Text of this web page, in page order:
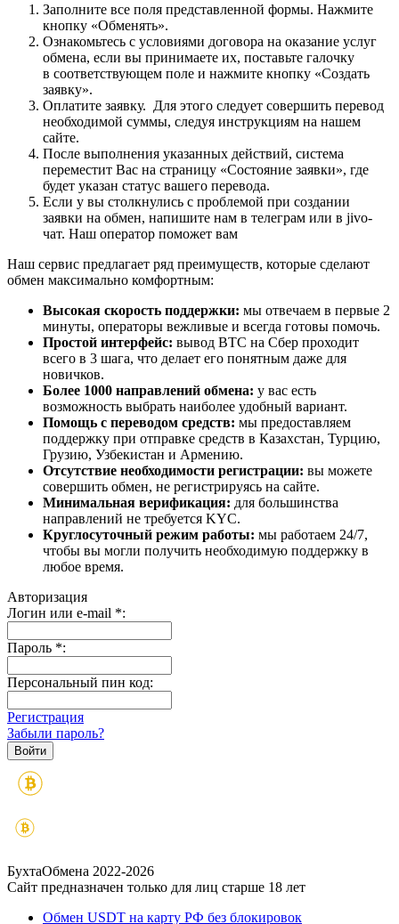
Заполните все поля представленной формы. Нажмите
кнопку «Обменять».
Ознакомьтесь с условиями договора на оказание услуг
обмена, если вы принимаете их, поставьте галочку
в соответствующем поле и нажмите кнопку «Создать
заявку».
Оплатите заявку. Для этого следует совершить перевод
необходимой суммы, следуя инструкциям на нашем
сайте.
После выполнения указанных действий, система
переместит Вас на страницу «Состояние заявки», где
будет указан статус вашего перевода.
Если у вы столкнулись с проблемой при создании
заявки на обмен, напишите нам в телеграм или в jivo-
чат. Наш оператор поможет вам
Наш сервис предлагает ряд преимуществ, которые сделают
обмен максимально комфортным:
Высокая скорость поддержки: мы отвечаем в первые 2
минуты, операторы вежливые и всегда готовы помочь.
Простой интерфейс: вывод BTC на Сбер проходит
всего в 3 шага, что делает его понятным даже для
новичков.
Более 1000 направлений обмена: у вас есть
возможность выбрать наиболее удобный вариант.
Помощь с переводом средств: мы предоставляем
поддержку при отправке средств в Казахстан, Турцию,
Грузию, Узбекистан и Армению.
Отсутствие необходимости регистрации: вы можете
совершить обмен, не регистрируясь на сайте.
Минимальная верификация: для большинства
направлений не требуется KYC.
Круглосуточный режим работы: мы работаем 24/7,
чтобы вы могли получить необходимую поддержку в
любое время.
Авторизация
Логин или e-mail *:
Пароль *:
Персональный пин код:
Регистрация
Забыли пароль?
БухтаОбмена 2022-2026
Сайт предназначен только для лиц старше 18 лет
Обмен USDT на карту РФ без блокировок